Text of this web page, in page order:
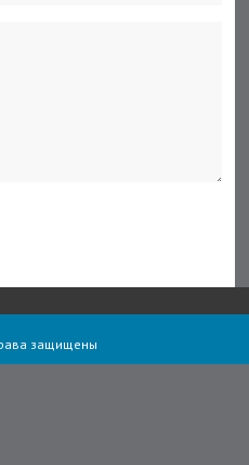
защищены